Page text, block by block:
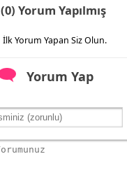
(0) Yorum Yapılmış
İlk Yorum Yapan Siz Olun.
Yorum Yap